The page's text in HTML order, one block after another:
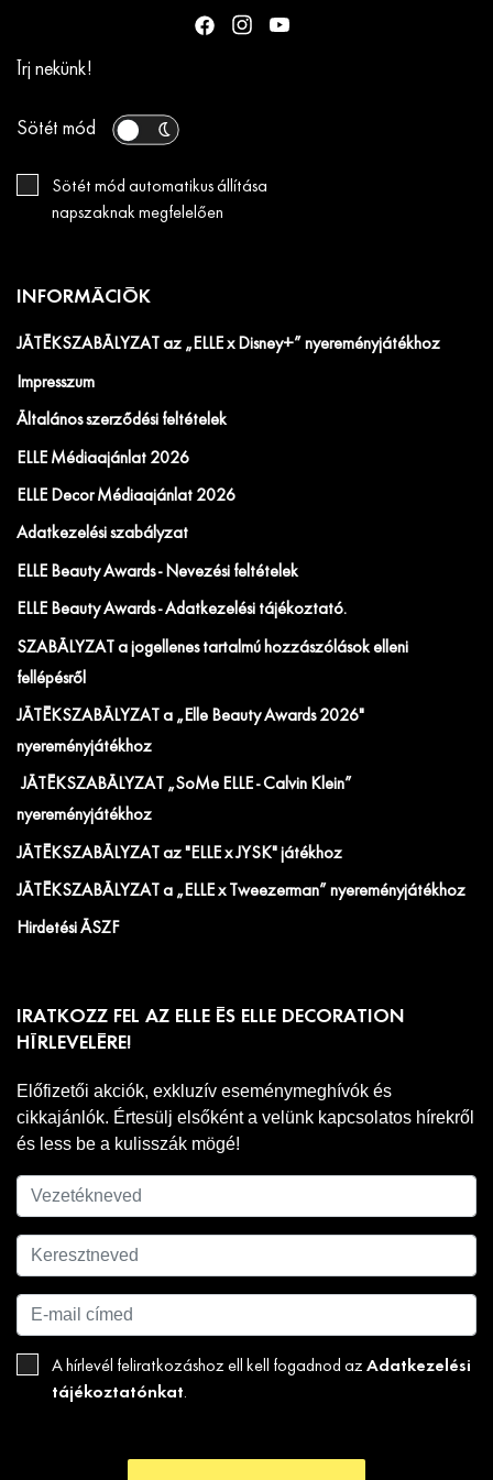
Írj nekünk!
Sötét mód
Sötét mód automatikus állítása
napszaknak megfelelően
INFORMÁCIÓK
JÁTÉKSZABÁLYZAT az „ELLE x Disney+” nyereményjátékhoz
Impresszum
Általános szerződési feltételek
ELLE Médiaajánlat 2026
ELLE Decor Médiaajánlat 2026
Adatkezelési szabályzat
ELLE Beauty Awards - Nevezési feltételek
ELLE Beauty Awards - Adatkezelési tájékoztató.
SZABÁLYZAT a jogellenes tartalmú hozzászólások elleni
fellépésről
JÁTÉKSZABÁLYZAT a „Elle Beauty Awards 2026"
nyereményjátékhoz
JÁTÉKSZABÁLYZAT „SoMe ELLE - Calvin Klein”
nyereményjátékhoz
JÁTÉKSZABÁLYZAT az "ELLE x JYSK" játékhoz
JÁTÉKSZABÁLYZAT a „ELLE x Tweezerman” nyereményjátékhoz
Hirdetési ÁSZF
IRATKOZZ FEL AZ ELLE ÉS ELLE DECORATION
HÍRLEVELÉRE!
Előfizetői akciók, exkluzív eseménymeghívók és
cikkajánlók. Értesülj elsőként a velünk kapcsolatos hírekről
és less be a kulisszák mögé!
A hírlevél feliratkozáshoz ell kell fogadnod az Adatkezelési
tájékoztatónkat.